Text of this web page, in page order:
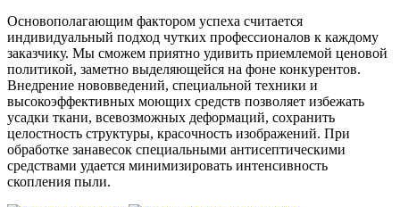
Основополагающим фактором успеха считается
индивидуальный подход чутких профессионалов к каждому
заказчику. Мы сможем приятно удивить приемлемой ценовой
политикой, заметно выделяющейся на фоне конкурентов.
Внедрение нововведений, специальной техники и
высокоэффективных моющих средств позволяет избежать
усадки ткани, всевозможных деформаций, сохранить
целостность структуры, красочность изображений. При
обработке занавесок специальными антисептическими
средствами удается минимизировать интенсивность
скопления пыли.